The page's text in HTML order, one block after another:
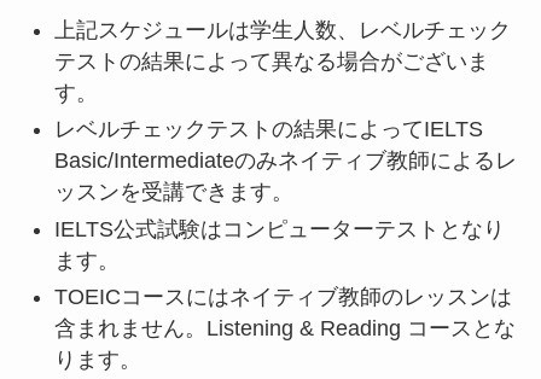
上記スケジュールは学生人数、レベルチェック
テストの結果によって異なる場合がございま
す。
レベルチェックテストの結果によってIELTS
Basic/Intermediateのみネイティブ教師によるレ
ッスンを受講できます。
IELTS公式試験はコンピューターテストとなり
ます。
TOEICコースにはネイティブ教師のレッスンは
含まれません。Listening & Reading コースとな
ります。